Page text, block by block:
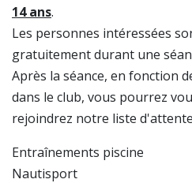
14 ans.
Les personnes intéressées
gratuitement durant une
Après la séance, en fonction
dans le club, vous pourrez
rejoindrez notre liste
Entraînements piscine
Nautisport